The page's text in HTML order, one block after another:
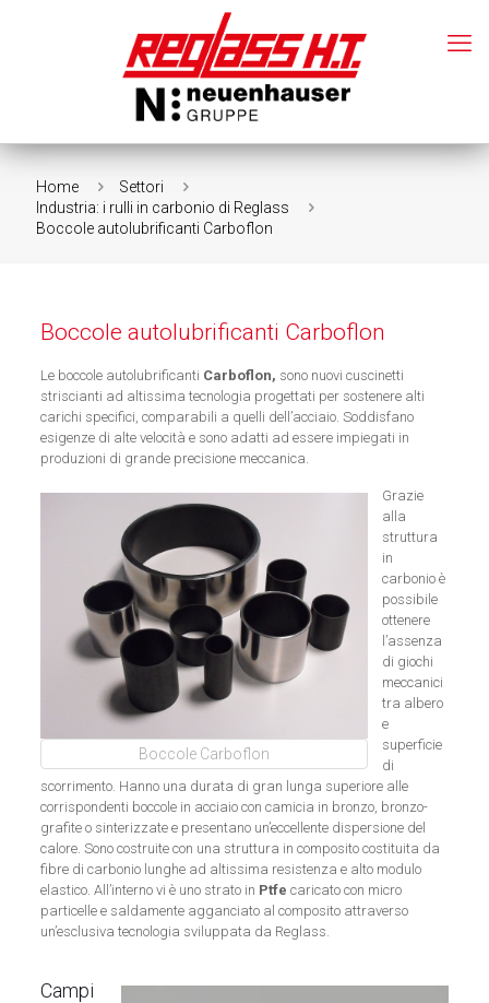
Home
Settori
Industria: i rulli in carbonio di Reglass
Boccole autolubrificanti Carboflon
Boccole autolubrificanti Carboflon
Le boccole autolubrificanti Carboflon, sono nuovi cuscinetti
striscianti ad altissima tecnologia progettati per sostenere alti
carichi specifici, comparabili a quelli dell’acciaio. Soddisfano
esigenze di alte velocità e sono adatti ad essere impiegati in
produzioni di grande precisione meccanica.
Boccole Carboflon
Grazie
alla
struttura
in
carbonio è
possibile
ottenere
l’assenza
di giochi
meccanici
tra albero
e
superficie
di
scorrimento. Hanno una durata di gran lunga superiore alle
corrispondenti boccole in acciaio con camicia in bronzo, bronzo-
grafite o sinterizzate e presentano un’eccellente dispersione del
calore. Sono costruite con una struttura in composito costituita da
fibre di carbonio lunghe ad altissima resistenza e alto modulo
elastico. All’interno vi è uno strato in Ptfe caricato con micro
particelle e saldamente agganciato al composito attraverso
un’esclusiva tecnologia sviluppata da Reglass.
Campi